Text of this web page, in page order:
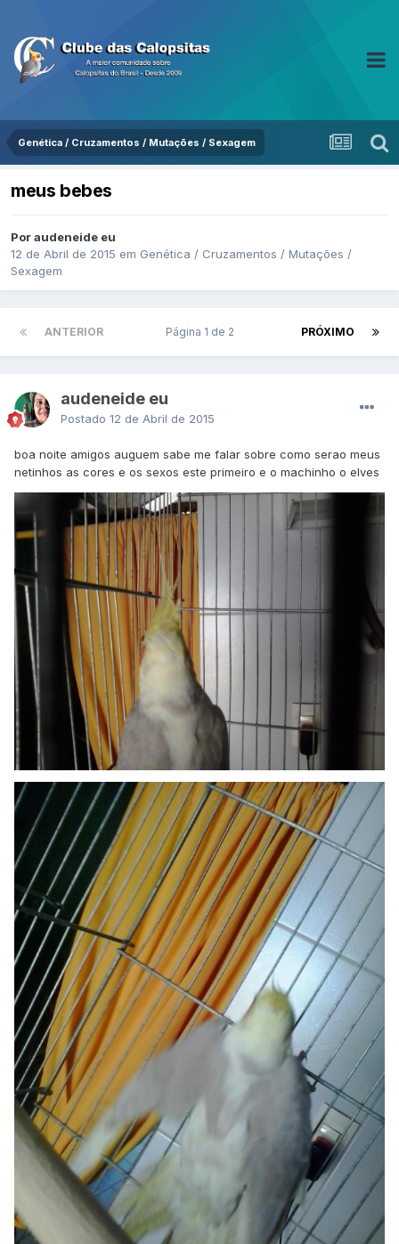
Genética / Cruzamentos / Mutações / Sexagem
meus bebes
Por audeneide eu
12 de Abril de 2015 em Genética / Cruzamentos / Mutações /
Sexagem
ANTERIOR PRÓXIMO
Página 1 de 2
audeneide eu
Postado 12 de Abril de 2015
boa noite amigos auguem sabe me falar sobre como serao meus
netinhos as cores e os sexos este primeiro e o machinho o elves